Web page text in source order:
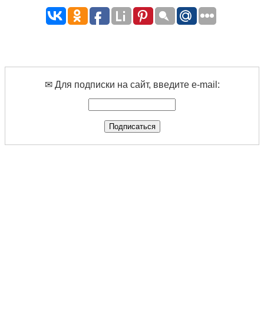
✉ Для подписки на сайт, введите e-mail: